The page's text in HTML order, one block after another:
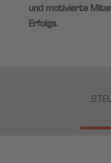
und motivierte
Erfolgs.